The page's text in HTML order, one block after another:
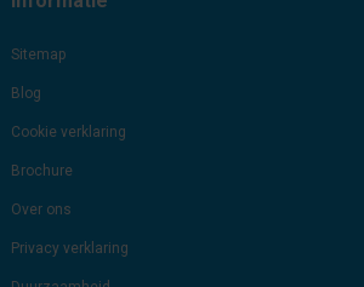
Sitemap
Blog
Cookie verklaring
Brochure
Over ons
Privacy verklaring